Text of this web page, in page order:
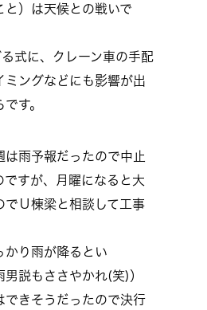
と）は天候との戦いで
式に、クレーン車の手配
ミングなどにも影響が出
す。
は雨予報だったので中止
ですが、月曜になると大
でＵ棟梁と相談して工事
かり雨が降るとい
説もささやかれ(笑)）
できそうだったので決行